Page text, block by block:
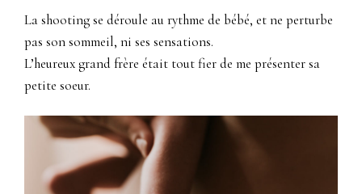
La shooting se déroule au rythme de bébé, et ne perturbe
pas son sommeil, ni ses sensations.
L’heureux grand frère était tout fier de me présenter sa
petite soeur.